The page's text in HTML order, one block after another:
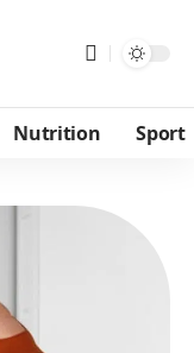
Nutrition Sport